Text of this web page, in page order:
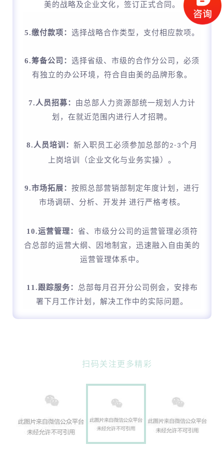
美的战略及企业文化，签订正式合同。
5.缴付款项： 选择战略合作类型，支付相应款项。
6.筹备公司： 选择省级、市级的合作分公司，必须
有独立的办公环境，符合自由美的品牌形象。
7.人员招募： 由总部人力资源部统一规划人力计
划，在就近范围内进行人才招聘。
8. 人员培训： 新入职员工必须参加总部的2-3个月
上岗培训（企业文化与业务实操）。
9.市场拓展： 按照总部营销部制定年度计划，进行
市场调研、分析、开发并 进行严格考核。
10.运营管理： 省、市级分公司的运营管理必须符
合总部的运营大纲、因地制宜，迅速融入自由美的
运营管理体系中。
11.跟踪服务： 总部每月召开分公司例会，安排布
署下月工作计划，解决工作中的实际问题。
扫码关注更多精彩